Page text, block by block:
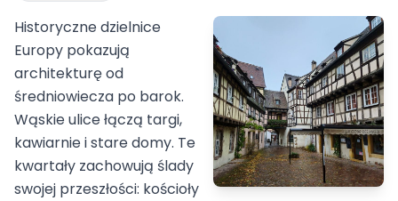
Historyczne dzielnice
Europy pokazują
architekturę od
średniowiecza po barok.
Wąskie ulice łączą targi,
kawiarnie i stare domy. Te
kwartały zachowują ślady
swojej przeszłości: kościoły